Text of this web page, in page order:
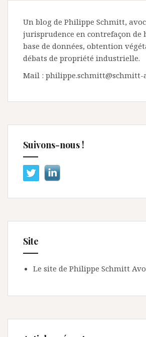
Un blog de Philippe Schmitt,
jurisprudence en contrefaçon de
base de données, obtention
débats de propriété industrielle.
Mail : philippe.schmitt@schmitt-
Suivons-nous !
Site
Le site de Philippe Schmitt